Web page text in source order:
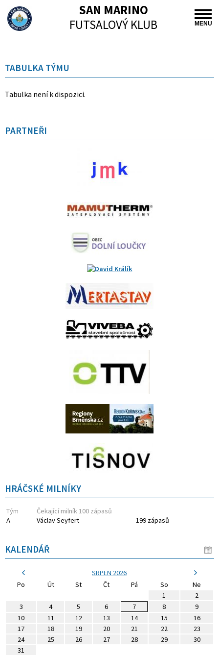
MENU
SAN MARINO
FUTSALOVÝ KLUB
TABULKA TÝMU
Tabulka není k dispozici.
PARTNEŘI
HRÁČSKÉ MILNÍKY
Tým
Čekající milník 100 zápasů
A
Václav Seyfert 199 zápasů
KALENDÁŘ
SRPEN 2026
Po
Út St Čt Pá So
Ne
1
2
3
4 5 6 7 8
9
10
11 12 13 14 15
16
17
18 19 20 21 22
23
24
25 26 27 28 29
30
31